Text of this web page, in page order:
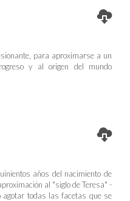
para aproximarse a un
y al origen del mundo
años del nacimiento de
al "siglo de Teresa" -
agotar todas las facetas que se